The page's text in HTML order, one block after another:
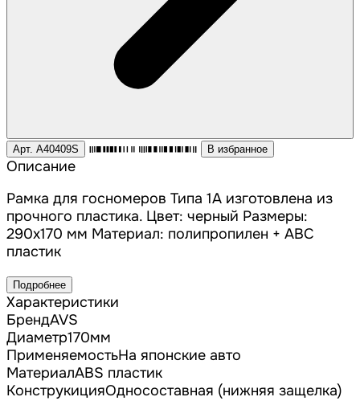
Арт. A40409S В избранное
Описание
Рамка для госномеров Типа 1А изготовлена из
прочного пластика. Цвет: черный Размеры:
290х170 мм Материал: полипропилен + АВС
пластик
Подробнее
Характеристики
БрендAVS
Диаметр170мм
ПрименяемостьНа японские авто
МатериалABS пластик
КонструкицияОдносоставная (нижняя защелка)